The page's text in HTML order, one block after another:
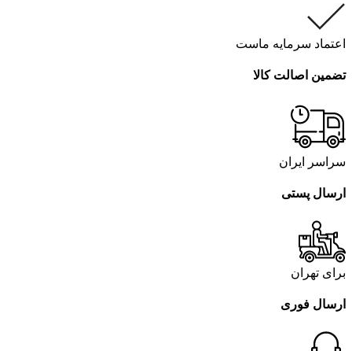
اعتماد سرمایه ماست
تضمین اصالت کالا
سراسر ایران
ارسال پستی
برای تهران
ارسال فوری